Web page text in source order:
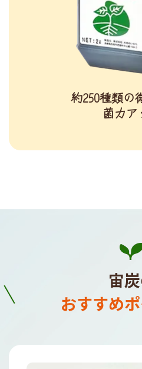
約250種類の
菌力ア
宙
おすすめ